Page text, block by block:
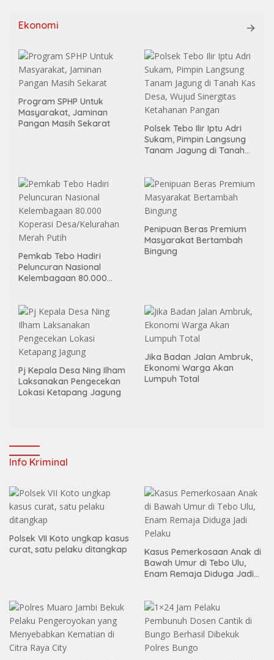
Ekonomi
Program SPHP Untuk
Masyarakat, Jaminan
Pangan Masih Sekarat
Polsek Tebo Ilir Iptu Adri
Sukam, Pimpin Langsung
Tanam Jagung di Tanah
Pemkab Tebo Hadiri
Peluncuran Nasional
Kelembagaan 80.000
Penipuan Beras Premium
Masyarakat Bertambah
Bingung
Pj Kepala Desa Ning Ilham
Laksanakan Pengecekan
Lokasi Ketapang Jagung
Jika Badan Jalan Ambruk,
Ekonomi Warga Akan
Lumpuh Total
Info Kriminal
Polsek VII Koto ungkap kasus
curat, satu pelaku ditangkap
Kasus Pemerkosaan Anak di
Bawah Umur di Tebo Ulu,
Enam Remaja Diduga Jadi